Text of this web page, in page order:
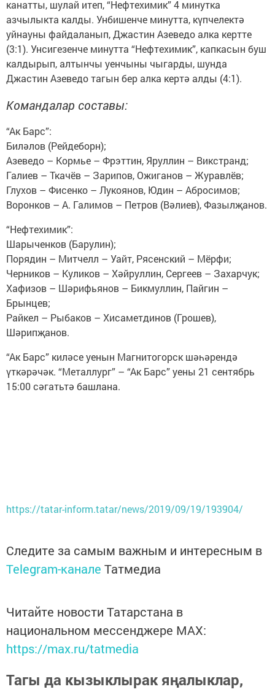
канатты, шулай итеп, “Нефтехимик” 4 минутка
азчылыкта калды. Унбишенче минутта, күпчелектә
уйнауны файдаланып, Джастин Азеведо алка кертте
(3:1). Унсигезенче минутта “Нефтехимик”, капкасын буш
калдырып, алтынчы уенчыны чыгарды, шунда
Джастин Азеведо тагын бер алка кертә алды (4:1).
Командалар составы:
“Ак Барс”:
Биләлов (Рейдеборн);
Азеведо – Кормье – Фрэттин, Яруллин – Викстранд;
Галиев – Ткачёв – Зарипов, Ожиганов – Журавлёв;
Глухов – Фисенко – Лукоянов, Юдин – Абросимов;
Воронков – А. Галимов – Петров (Вәлиев), Фазылҗанов.
“Нефтехимик”:
Шарыченков (Барулин);
Порядин – Митчелл – Уайт, Рясенский – Мёрфи;
Черников – Куликов – Хәйруллин, Сергеев – Захарчук;
Хафизов – Шәрифьянов – Бикмуллин, Пайгин –
Брынцев;
Райкел – Рыбаков – Хисаметдинов (Грошев),
Шәрипҗанов.
“Ак Барс” киләсе уенын Магнитогорск шәһәрендә
үткәрәчәк. “Металлург” – “Ак Барс” уены 21 сентябрь
15:00 сәгатьтә башлана.
https://tatar-inform.tatar/news/2019/09/19/193904/
Следите за самым важным и интересным в
Telegram-канале Татмедиа
Читайте новости Татарстана в
национальном мессенджере MАХ:
https://max.ru/tatmedia
Тагы да кызыклырак яңалыклар,